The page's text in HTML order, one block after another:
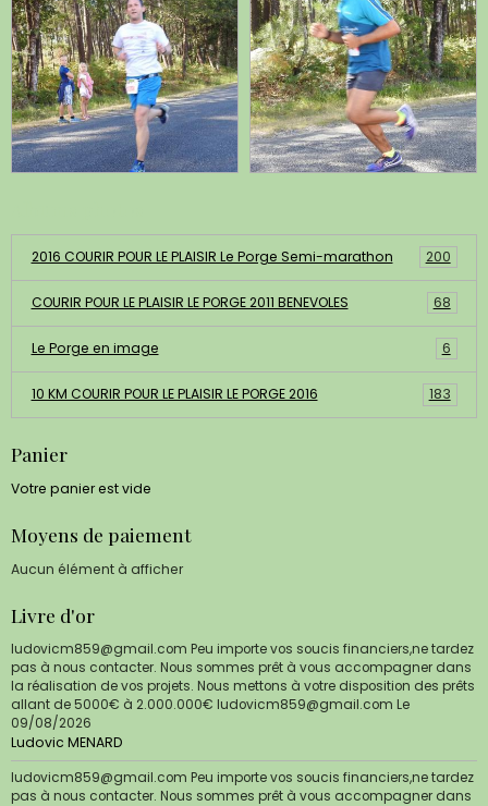
2016 COURIR POUR LE PLAISIR Le Porge Semi-marathon 200
COURIR POUR LE PLAISIR LE PORGE 2011 BENEVOLES 68
Le Porge en image 6
10 KM COURIR POUR LE PLAISIR LE PORGE 2016 183
Panier
Votre panier est vide
Moyens de paiement
Aucun élément à afficher
Livre d'or
ludovicm859@gmail.com Peu importe vos soucis financiers,ne tardez
pas à nous contacter. Nous sommes prêt à vous accompagner dans
la réalisation de vos projets. Nous mettons à votre disposition des prêts
allant de 5000€ à 2.000.000€ ludovicm859@gmail.com Le
09/08/2026
Ludovic MENARD
ludovicm859@gmail.com Peu importe vos soucis financiers,ne tardez
pas à nous contacter. Nous sommes prêt à vous accompagner dans